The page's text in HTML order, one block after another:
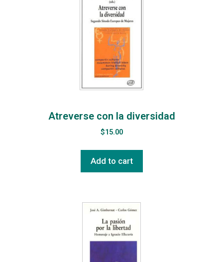
Atreverse con la diversidad
$15.00
Add to cart